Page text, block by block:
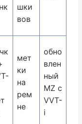
шки
вов
мет
ки
на
рем
не
обно
влен
ный
MZ с
VVT-
i